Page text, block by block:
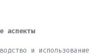
аспекты
и использование